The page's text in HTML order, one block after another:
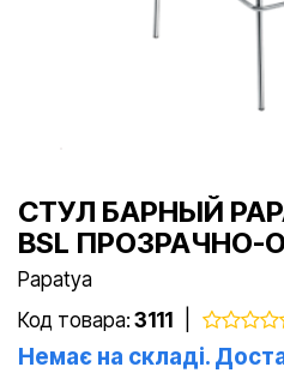
СТУЛ БАРНЫЙ
BSL
Papatya
Код товара: 3111
Немає на складі.